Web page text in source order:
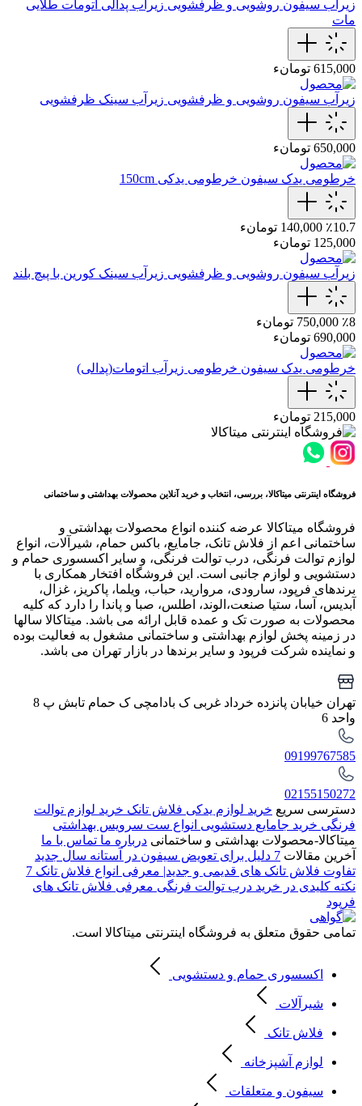
زیرآب سیفون روشویی و ظرفشویی زیراب پدالی اتومات طلایی
مات
615,000 تومانء
زیرآب سیفون روشویی و ظرفشویی زیرآب سینک ظرفشویی
650,000 تومانء
خرطومی یدک سیفون خرطومی‌ یدکی 150cm
٪10.7 140,000 تومانء
125,000 تومانء
زیرآب سیفون روشویی و ظرفشویی زیرآب سینک کورین با پیچ بلند
٪8 750,000 تومانء
690,000 تومانء
خرطومی یدک سیفون خرطومی‌ زیرآب اتومات(پدالی)
215,000 تومانء
فروشگاه اینترنتی میتاکالا، بررسی، انتخاب و خرید آنلاین محصولات بهداشتی و ساختمانی
فروشگاه میتاکالا عرضه کننده انواع محصولات بهداشتی و
ساختمانی اعم از فلاش تانک، جامایع، باکس حمام، شیرآلات، انواع
لوازم توالت فرنگی، درب توالت فرنگی، و سایر اکسسوری حمام و
دستشویی و لوازم جانبی است. این فروشگاه افتخار همکاری با
برندهای فرپود، سارودی، مروارید، حباب، ویلما، پاکریز، غزال،
آبدیس، آسا، ستیا صنعت،الوند، اطلس، صبا و پاندا را دارد که کلیه
محصولات به صورت تک و عمده قابل ارائه می باشد. میتاکالا سالها
در زمینه پخش لوازم بهداشتی و ساختمانی مشغول به فعالیت بوده
و نماینده شرکت فرپود و سایر برندها در بازار تهران می باشد.
تهران خیابان پانزده خرداد غربی ک بادامچی ک حمام تابش پ 8
واحد 6
09199767585
02155150272
دسترسی سریع خرید لوازم یدکی فلاش تانک خرید لوازم توالت
فرنگی خرید جامایع دستشویی انواع ست سرویس بهداشتی
میتاکالا-محصولات بهداشتی و ساختمانی درباره ما تماس با ما
آخرین مقالات 7 دلیل برای تعویض سیفون در آستانه سال جدید
تفاوت فلاش تانک های قدیمی و جدید| معرفی انواع فلاش تانک 7
نکته کلیدی در خرید درب توالت فرنگی معرفی فلاش تانک های
فرپود
تمامی حقوق متعلق به فروشگاه اینترنتی میتاکالا است.
اکسسوری حمام و دستشویی
شیرآلات
فلاش تانک
لوازم آشپزخانه
سیفون و متعلقات